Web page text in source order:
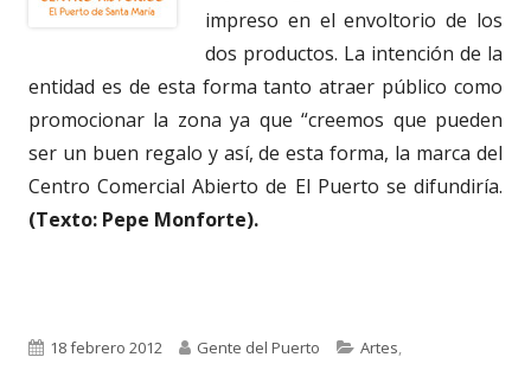
impreso en el envoltorio de los
dos productos. La intención de la
entidad es de esta forma tanto atraer público como
promocionar la zona ya que “creemos que pueden
ser un buen regalo y así, de esta forma, la marca del
Centro Comercial Abierto de El Puerto se difundiría.
(Texto: Pepe Monforte).
Publicado
18 febrero 2012 Autor
Gente del Puerto Categorías
Artes,